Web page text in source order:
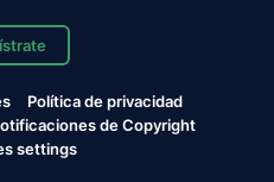
Política de privacidad
de Copyright
settings